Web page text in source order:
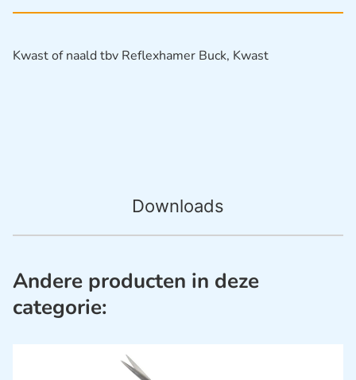
Downloads
Kwast of naald tbv Reflexhamer Buck, Kwast
Andere producten in deze
categorie: